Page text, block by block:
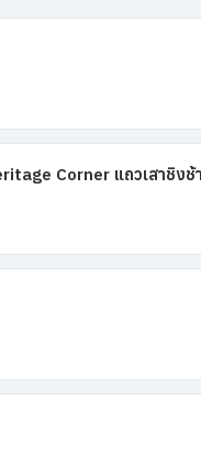
Corner แถวเสาชิงช้า